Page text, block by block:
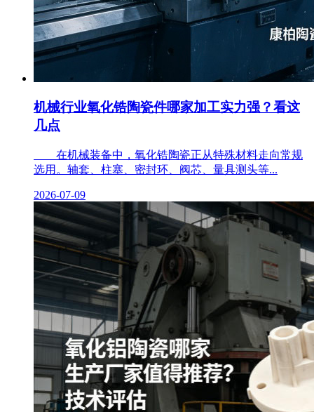
机械行业氧化锆陶瓷件哪家加工实力强？看这
几点
在机械装备中，氧化锆陶瓷正从特殊材料走向常规
选用。轴套、柱塞、密封环、阀芯、量具测头等...
2026-07-09